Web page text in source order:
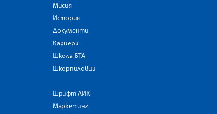
Мисия
История
Документи
Кариери
Школа БТА
Шкорпиловци
Шрифт ЛИК
Маркетинг